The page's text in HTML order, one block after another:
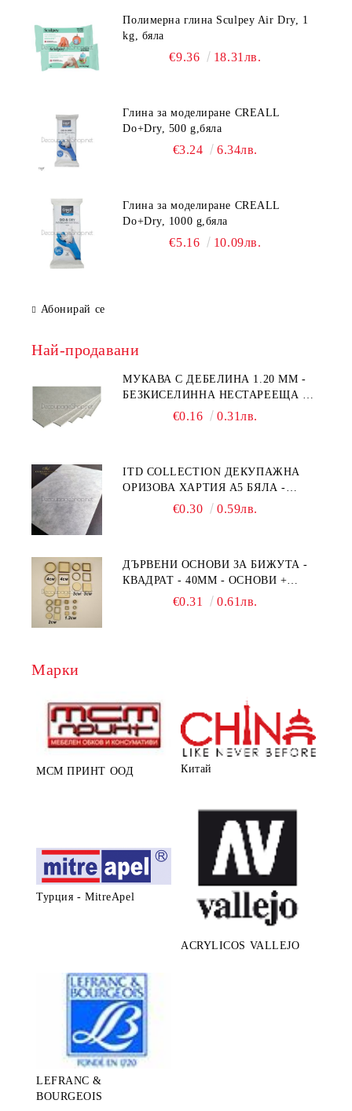
Полимерна глина Sculpey Air Dry, 1
kg, бяла
€9.36 18.31лв.
Глина за моделиране CREALL
Do+Dry, 500 g,бяла
€3.24 6.34лв.
Глина за моделиране CREALL
Do+Dry, 1000 g,бяла
€5.16 10.09лв.
Абонирай се
Най-продавани
МУКАВА С ДЕБЕЛИНА 1.20 MM -
БЕЗКИСЕЛИННА НЕСТАРЕЕЩА А5
- 210 Х 150ММ
€0.16 0.31лв.
ITD COLLECTION ДЕКУПАЖНА
ОРИЗОВА ХАРТИЯ А5 БЯЛА -
€0.30 0.59лв.
ДЪРВЕНИ ОСНОВИ ЗА БИЖУТА -
КВАДРАТ - 40ММ - ОСНОВИ +
€0.31 0.61лв.
Марки
МСМ ПРИНТ ООД Китай
Турция - MitreApel
ACRYLICOS VALLEJO
LEFRANC &
BOURGEOIS